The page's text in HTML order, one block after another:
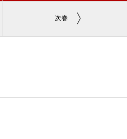
次巻